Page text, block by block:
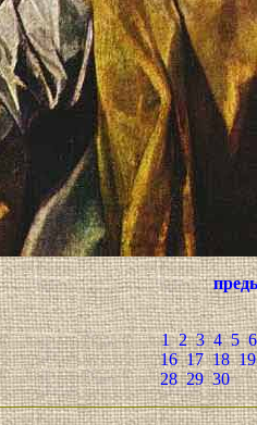
1 2 3 4 5 6
16 17 18 19
28 29 30